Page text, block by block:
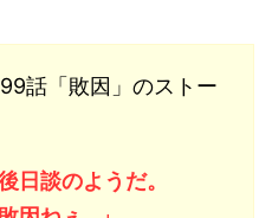
話「敗因」のストー
日談のようだ。